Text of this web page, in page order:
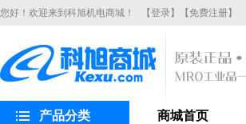
您好！欢迎来到科旭机电商城！ 【登录】 【免费注册】
产品分类 商城首页